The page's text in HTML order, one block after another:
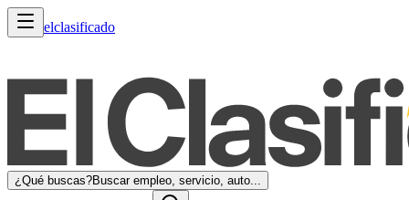
elclasificado
¿Qué buscas?Buscar empleo, servicio, auto...